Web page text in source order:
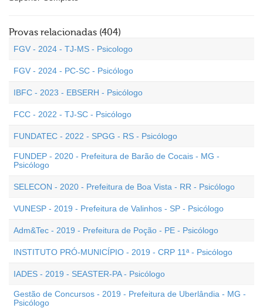
Provas relacionadas (404)
FGV - 2024 - TJ-MS - Psicologo
FGV - 2024 - PC-SC - Psicólogo
IBFC - 2023 - EBSERH - Psicólogo
FCC - 2022 - TJ-SC - Psicólogo
FUNDATEC - 2022 - SPGG - RS - Psicólogo
FUNDEP - 2020 - Prefeitura de Barão de Cocais - MG -
Psicólogo
SELECON - 2020 - Prefeitura de Boa Vista - RR - Psicólogo
VUNESP - 2019 - Prefeitura de Valinhos - SP - Psicólogo
Adm&Tec - 2019 - Prefeitura de Poção - PE - Psicólogo
INSTITUTO PRÓ-MUNICÍPIO - 2019 - CRP 11ª - Psicólogo
IADES - 2019 - SEASTER-PA - Psicólogo
Gestão de Concursos - 2019 - Prefeitura de Uberlândia - MG -
Psicólogo